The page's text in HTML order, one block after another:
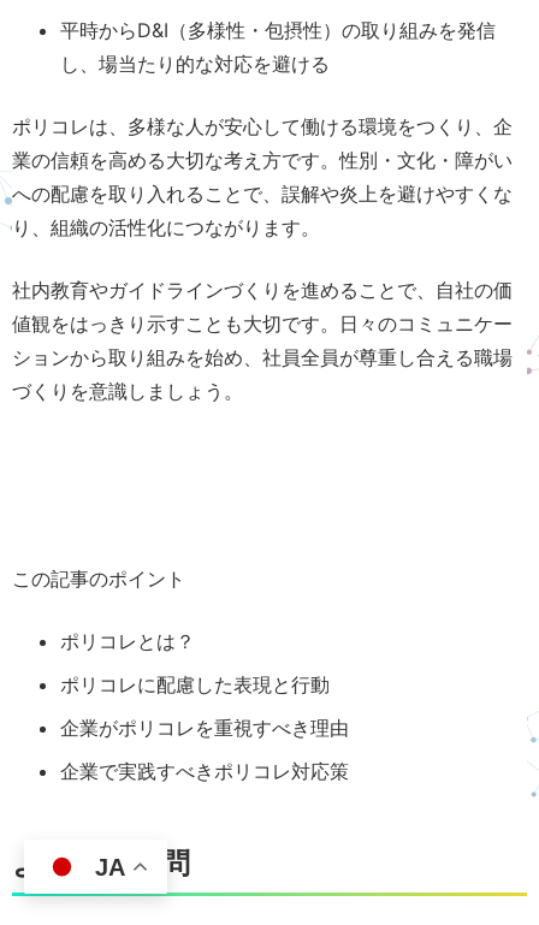
平時からD&I（多様性・包摂性）の取り組みを発信
し、場当たり的な対応を避ける
ポリコレは、多様な人が安心して働ける環境をつくり、企
業の信頼を高める大切な考え方です。性別・文化・障がい
への配慮を取り入れることで、誤解や炎上を避けやすくな
り、組織の活性化につながります。
社内教育やガイドラインづくりを進めることで、自社の価
値観をはっきり示すことも大切です。日々のコミュニケー
ションから取り組みを始め、社員全員が尊重し合える職場
づくりを意識しましょう。
この記事のポイント
ポリコレとは？
ポリコレに配慮した表現と行動
企業がポリコレを重視すべき理由
企業で実践すべきポリコレ対応策
よくある質問
JA